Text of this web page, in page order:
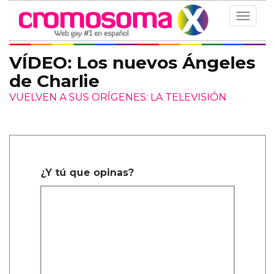
Toggle
VÍDEO: Los nuevos Ángeles
de Charlie
VUELVEN A SUS ORÍGENES: LA TELEVISIÓN
¿Y tú que opinas?